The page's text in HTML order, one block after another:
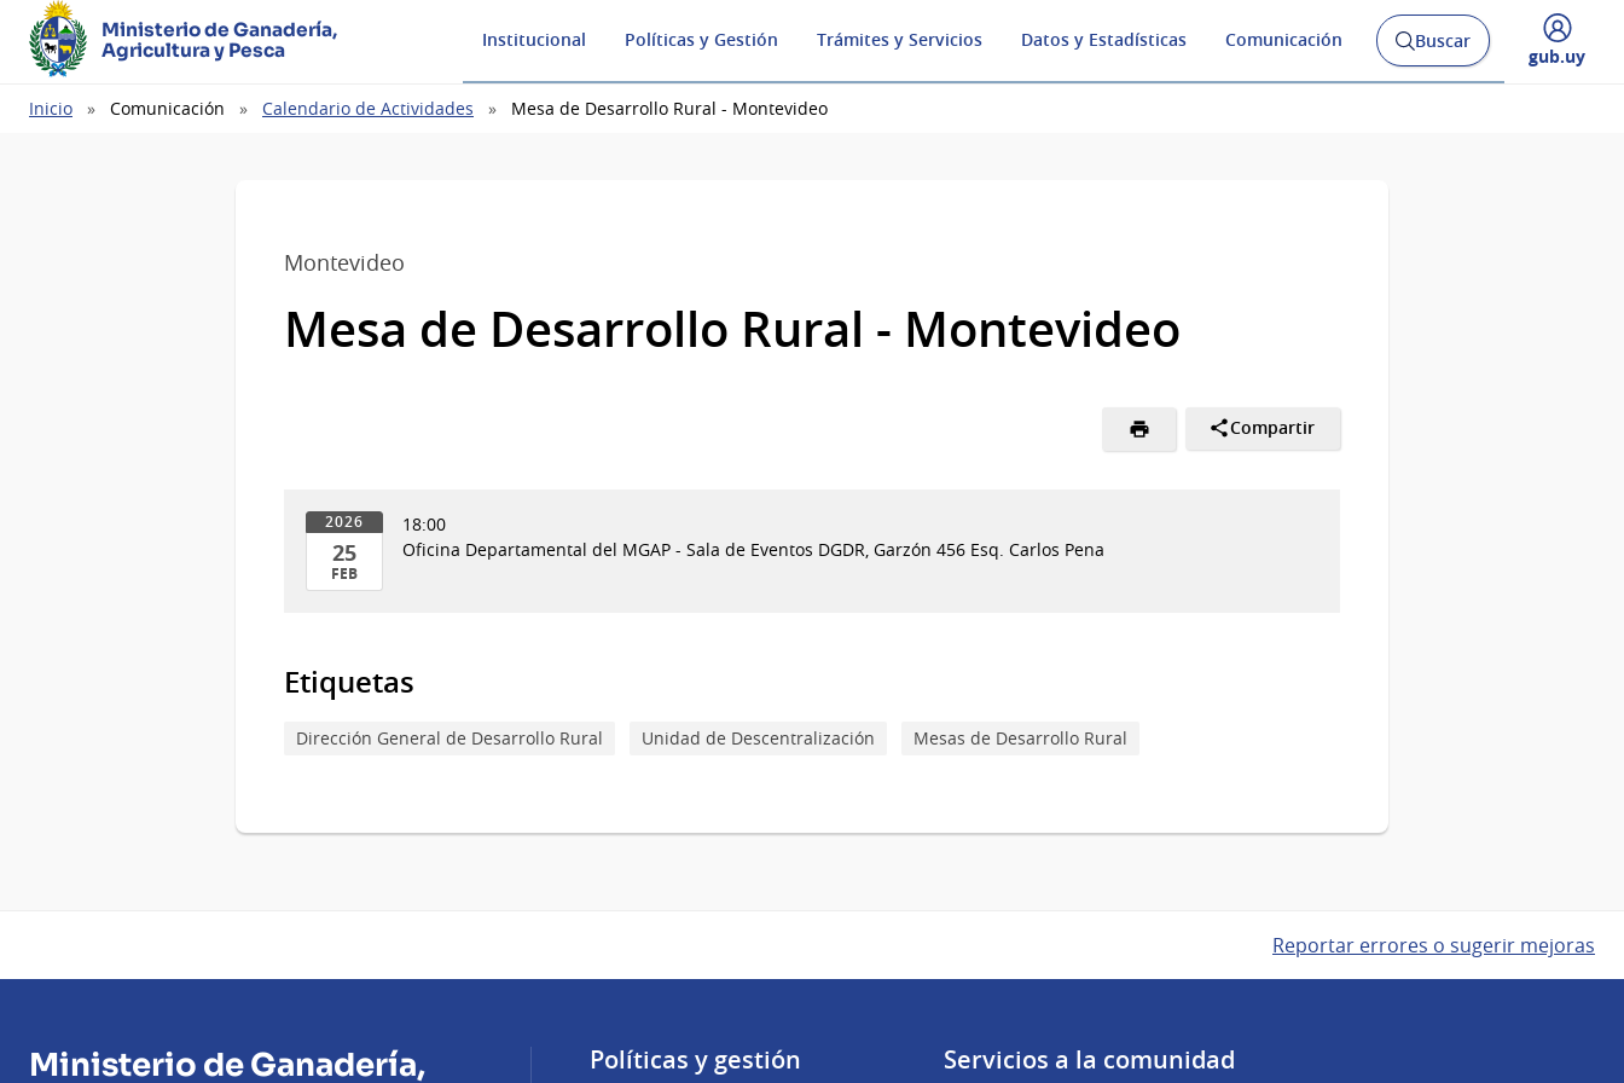
Ministerio de Ganadería,
Agricultura y Pesca
Institucional Políticas y Gestión Trámites y Servicios Datos y Estadísticas Comunicación
Abrir
buscador
Buscar
Desplegar
gub.uy
Ruta
Inicio Comunicación Calendario de Actividades Mesa de Desarrollo Rural - Montevideo
Montevideo
Mesa de Desarrollo Rural - Montevideo
Compartir
2026
25
FEB
del
18:00
Oficina Departamental del MGAP - Sala de Eventos DGDR, Garzón 456 Esq. Carlos Pena
Etiquetas
Dirección General de Desarrollo Rural Unidad de Descentralización Mesas de Desarrollo Rural
Reportar errores o sugerir mejoras
Ministerio de Ganadería, Políticas y gestión Servicios a la comunidad